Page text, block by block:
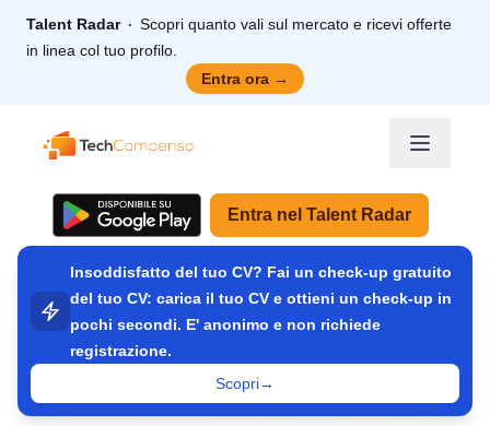
Talent Radar
Scopri quanto vali sul mercato e ricevi offerte
in linea col tuo profilo.
Entra ora →
TechCompenso
Entra nel Talent Radar
Insoddisfatto del tuo CV? Fai un check-up gratuito
del tuo CV: carica il tuo CV e ottieni un check-up in
pochi secondi. E' anonimo e non richiede
registrazione.
Scopri→